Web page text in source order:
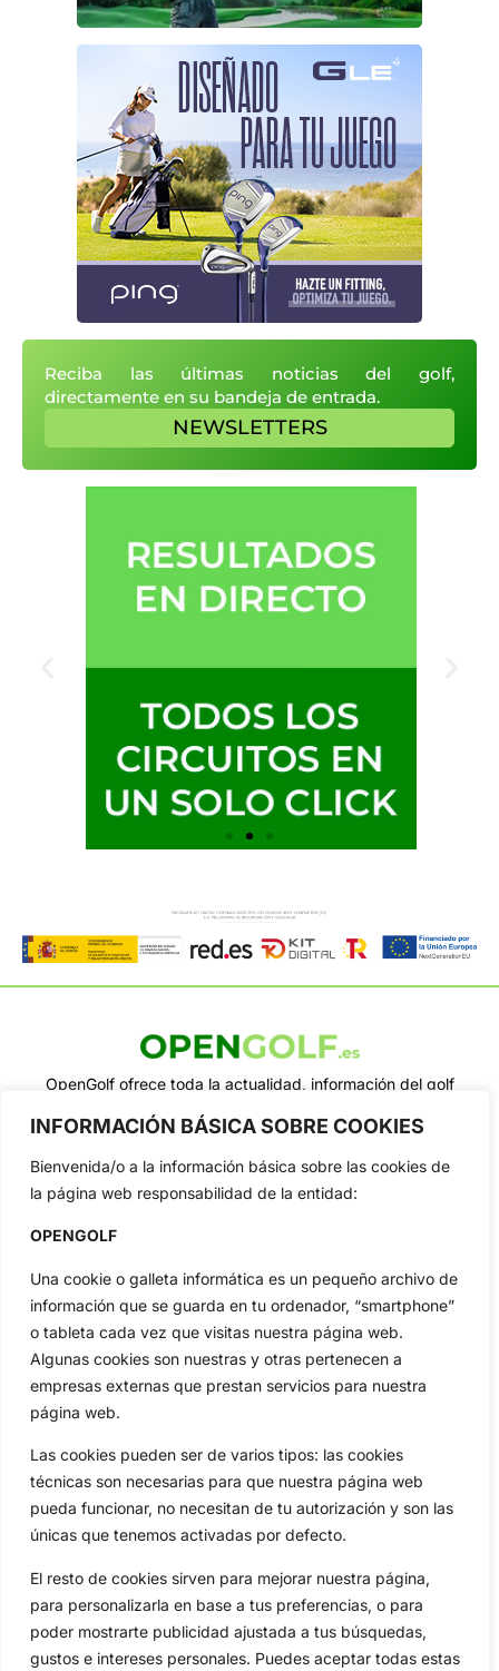
INFORMACIÓN BÁSICA SOBRE COOKIES
Bienvenida/o a la información básica sobre las cookies de
la página web responsabilidad de la entidad:
OPENGOLF
Una cookie o galleta informática es un pequeño archivo de
información que se guarda en tu ordenador, “smartphone”
o tableta cada vez que visitas nuestra página web.
Algunas cookies son nuestras y otras pertenecen a
empresas externas que prestan servicios para nuestra
página web.
Las cookies pueden ser de varios tipos: las cookies
técnicas son necesarias para que nuestra página web
pueda funcionar, no necesitan de tu autorización y son las
únicas que tenemos activadas por defecto.
El resto de cookies sirven para mejorar nuestra página,
para personalizarla en base a tus preferencias, o para
poder mostrarte publicidad ajustada a tus búsquedas,
gustos e intereses personales. Puedes aceptar todas estas
Reciba las últimas noticias del golf,
directamente en su bandeja de entrada.
NEWSLETTERS
OpenGolf ofrece toda la actualidad, información del golf
Jon Rahm, LIV Golf, PGA Tour, Ryder Cup, DP World Tour, LPGA
Categorias
Actualidad
Amateurs
Circuitos
Especiales
Reglas
Vídeos
De Interés
Compañía
Aviso Legal
Política de Cookies
Publicidad
Newsletters
Copyright © 2025 OpenGolf | Diseño porTecnoQuatre